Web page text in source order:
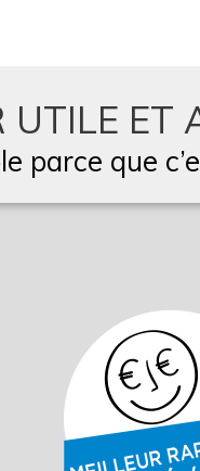
ET
parce que